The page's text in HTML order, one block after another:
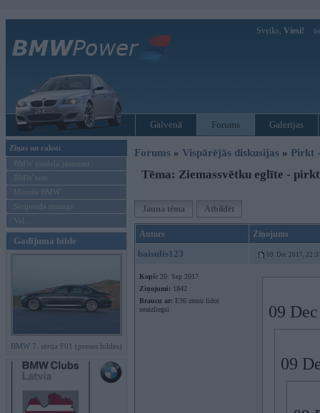
Sveiks, Viesi!
Galvenā Forums Galerijas
Ziņas un raksti
BMW modeļu jaunumi
BMW testi
Mēneša BMW
Sērijveida tūnings
Vel...
Gadījuma bilde
BMW 7. sērija F01 (preses bildes)
Forums » Vispārējās diskusijas » Pirkt
Tēma: Ziemassvētku eglīte -
Jauna tēma Atbildēt
Autors Ziņojums
baisulis123 09. Dec 2017,
Kopš: 20. Sep 2017
Ziņojumi: 1842
Braucu ar: E36 zemu lidot
neaizliegsi
09
09